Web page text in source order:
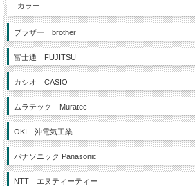
カラー
ブラザー brother
富士通 FUJITSU
カシオ CASIO
ムラテック Muratec
OKI 沖電気工業
パナソニック Panasonic
NTT エヌティーティー